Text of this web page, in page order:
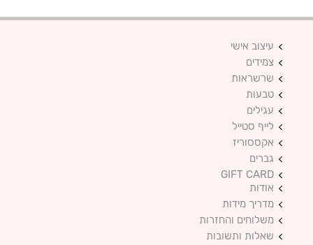
עיצוב אישי
צמידים
שרשראות
טבעות
עגילים
לייף סטייל
אקססוריז
גברים
GIFT CARD
אודות
מדריך מידות
משלוחים והחזרות
שאלות ותשובות